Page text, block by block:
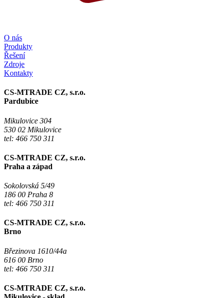
O nás
Produkty
Řešení
Zdroje
Kontakty
CS-MTRADE CZ, s.r.o.
Pardubice
Mikulovice 304
530 02 Mikulovice
tel: 466 750 311
CS-MTRADE CZ, s.r.o.
Praha a západ
Sokolovská 5/49
186 00 Praha 8
tel: 466 750 311
CS-MTRADE CZ, s.r.o.
Brno
Březinova 1610/44a
616 00 Brno
tel: 466 750 311
CS-MTRADE CZ, s.r.o.